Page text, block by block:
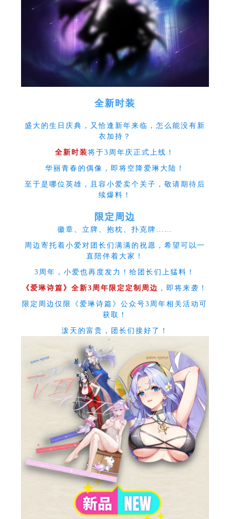
全新时装
盛大的生日庆典，又恰逢新年来临，怎么能没有新
衣加持？
全新时装将于3周年庆正式上线！
华丽青春的偶像，即将空降爱琳大陆！
至于是哪位英雄，且容小爱卖个关子，敬请期待后
续爆料！
限定周边
徽章、立牌、抱枕、扑克牌……
周边寄托着小爱对团长们满满的祝愿，希望可以一
直陪伴着大家！
3周年，小爱也再度发力！给团长们上猛料！
《爱琳诗篇》全新3周年限定定制周边 ，即将来袭！
限定周边仅限《爱琳诗篇》公众号3周年相关活动可
获取！
泼天的富贵，团长们接好了！